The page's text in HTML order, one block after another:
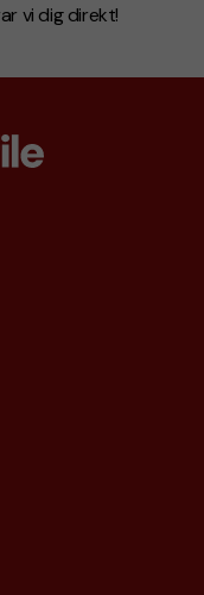
vi dig direkt!